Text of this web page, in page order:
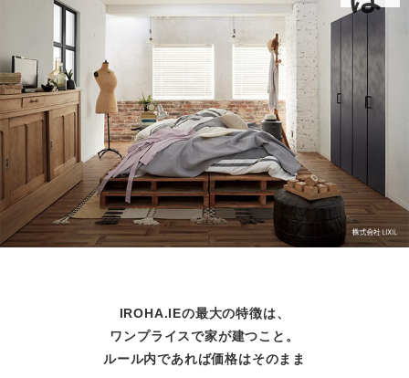
IROHA.IEの最大の特徴は、
ワンプライスで家が建つこと。
ルール内であれば価格はそのまま